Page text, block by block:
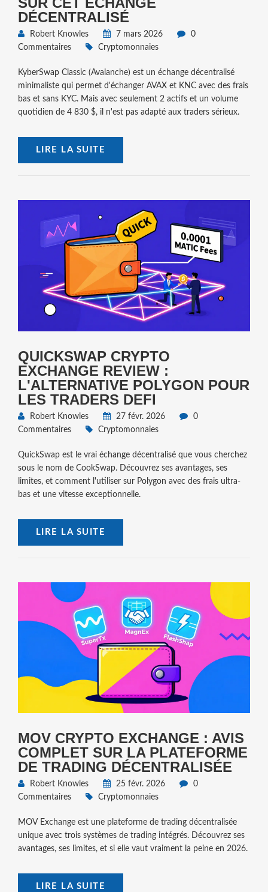
DÉCENTRALISÉ
Robert Knowles 7 mars 2026
0
Commentaires
Cryptomonnaies
KyberSwap Classic (Avalanche) est un échange décentralisé
minimaliste qui permet d'échanger AVAX et KNC avec des frais
bas et sans KYC. Mais avec seulement 2 actifs et un volume
quotidien de 4 830 $, il n'est pas adapté aux traders sérieux.
LIRE LA SUITE
QUICKSWAP CRYPTO
EXCHANGE REVIEW :
L'ALTERNATIVE POLYGON POUR
LES TRADERS DEFI
Robert Knowles 27 févr. 2026
0
Commentaires
Cryptomonnaies
QuickSwap est le vrai échange décentralisé que vous cherchez
sous le nom de CookSwap. Découvrez ses avantages, ses
limites, et comment l'utiliser sur Polygon avec des frais ultra-
bas et une vitesse exceptionnelle.
LIRE LA SUITE
MOV CRYPTO EXCHANGE : AVIS
COMPLET SUR LA PLATEFORME
DE TRADING DÉCENTRALISÉE
Robert Knowles 25 févr. 2026
0
Commentaires
Cryptomonnaies
MOV Exchange est une plateforme de trading décentralisée
unique avec trois systèmes de trading intégrés. Découvrez ses
avantages, ses limites, et si elle vaut vraiment la peine en 2026.
LIRE LA SUITE